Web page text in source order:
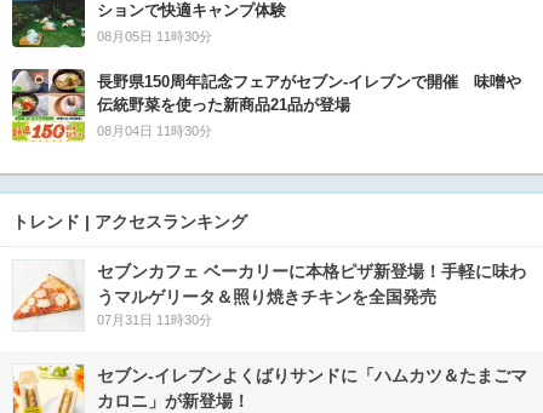
ションで快適キャンプ体験
08月05日 11時30分
長野県150周年記念フェアがセブン-イレブンで開催 味噌や
伝統野菜を使った新商品21品が登場
08月04日 11時30分
トレンド | アクセスランキング
セブンカフェ ベーカリーに本格ピザ新登場！手軽に味わ
うマルゲリータ＆照り焼きチキンを全国発売
07月31日 11時30分
セブン‐イレブンよくばりサンドに「ハムカツ＆たまごマ
カロニ」が新登場！